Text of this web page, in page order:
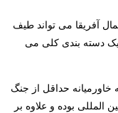
آفریقا می ­تواند طیف
دسته بندی کلی می
خاورمیانه حداقل از جنگ
المللی بوده و علاوه بر